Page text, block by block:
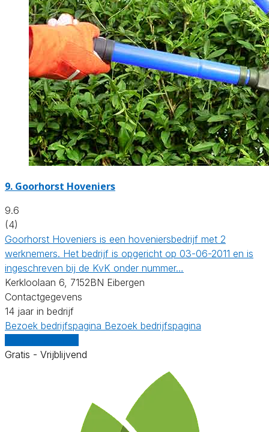
9. Goorhorst Hoveniers
9.6
(4)
Goorhorst Hoveniers is een hoveniersbedrijf met 2
werknemers. Het bedrijf is opgericht op 03-06-2011 en is
ingeschreven bij de KvK onder nummer…
Kerkloolaan 6, 7152BN Eibergen
Contactgegevens
14 jaar in bedrijf
Bezoek bedrijfspagina Bezoek bedrijfspagina
Gratis - Vrijblijvend